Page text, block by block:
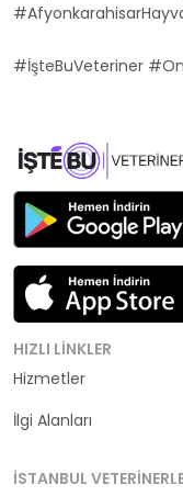
#İşteBuVeteriner
HIZLI LINKLER
Hizmetler
İlgi Alanları
İSTANBUL